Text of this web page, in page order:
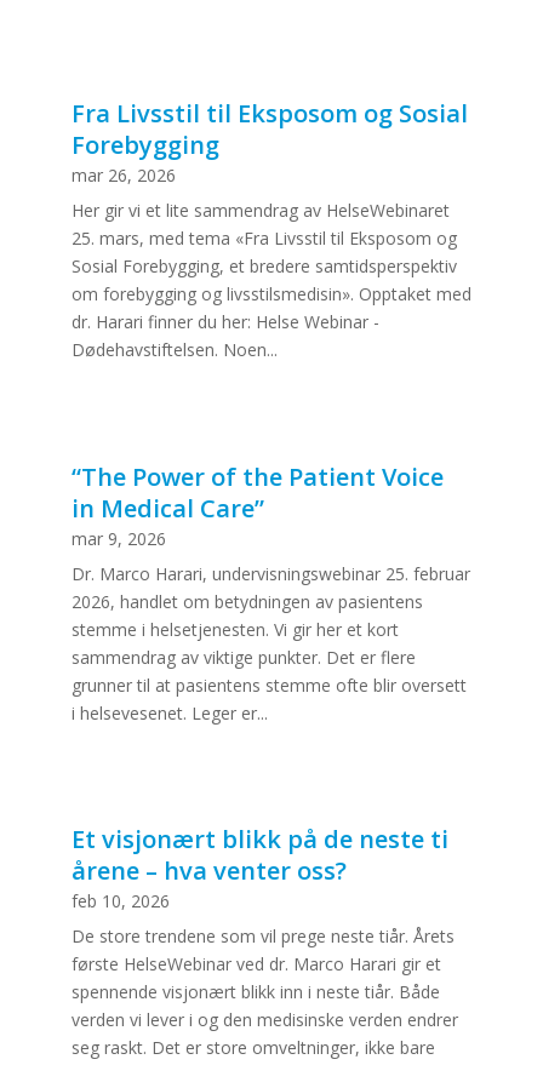
Fra Livsstil til Eksposom og Sosial
Forebygging
mar 26, 2026
Her gir vi et lite sammendrag av HelseWebinaret
25. mars, med tema «Fra Livsstil til Eksposom og
Sosial Forebygging, et bredere samtidsperspektiv
om forebygging og livsstilsmedisin». Opptaket med
dr. Harari finner du her: Helse Webinar -
Dødehavstiftelsen. Noen...
“The Power of the Patient Voice
in Medical Care”
mar 9, 2026
Dr. Marco Harari, undervisningswebinar 25. februar
2026, handlet om betydningen av pasientens
stemme i helsetjenesten. Vi gir her et kort
sammendrag av viktige punkter. Det er flere
grunner til at pasientens stemme ofte blir oversett
i helsevesenet. Leger er...
Et visjonært blikk på de neste ti
årene – hva venter oss?
feb 10, 2026
De store trendene som vil prege neste tiår. Årets
første HelseWebinar ved dr. Marco Harari gir et
spennende visjonært blikk inn i neste tiår. Både
verden vi lever i og den medisinske verden endrer
seg raskt. Det er store omveltninger, ikke bare